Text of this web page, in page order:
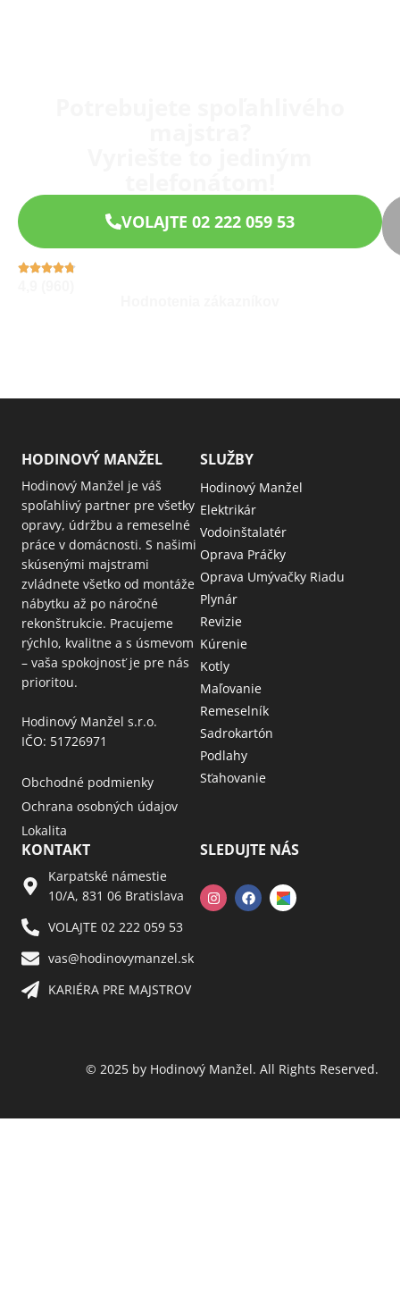
VOLAJTE 02 222 059 53
HODINOVÝ MANŽEL
Hodinový Manžel je váš
spoľahlivý partner pre všetky
opravy, údržbu a remeselné
práce v domácnosti. S našimi
skúsenými majstrami
zvládnete všetko od montáže
nábytku až po náročné
rekonštrukcie. Pracujeme
rýchlo, kvalitne a s úsmevom
– vaša spokojnosť je pre nás
prioritou.
Hodinový Manžel s.r.o.
IČO: 51726971
Obchodné podmienky
Ochrana osobných údajov
Lokalita
SLUŽBY
Hodinový Manžel
Elektrikár
Vodoinštalatér
Oprava Práčky
Oprava Umývačky Riadu
Plynár
Revizie
Kúrenie
Kotly
Maľovanie
Remeselník
Sadrokartón
Podlahy
Sťahovanie
KONTAKT
Karpatské námestie
10/A, 831 06 Bratislava
VOLAJTE 02 222 059 53​
vas@hodinovymanzel.sk​
KARIÉRA PRE MAJSTROV​
SLEDUJTE NÁS
© 2025 by Hodinový Manžel. All Rights Reserved.